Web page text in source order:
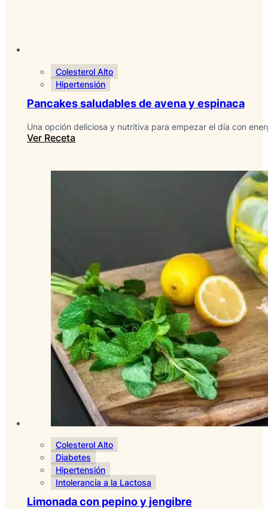
Colesterol Alto
Hipertensión
Pancakes saludables de avena y espinaca
Una opción deliciosa y nutritiva para empezar el día con
Ver Receta
Colesterol Alto
Diabetes
Hipertensión
Intolerancia a la Lactosa
Limonada con pepino y jengibre